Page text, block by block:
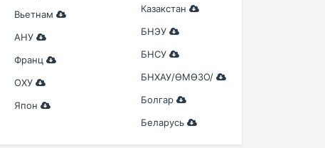
Вьетнам
АНУ
Франц
ОХУ
Япон
Казакстан
БНЭУ
БНСУ
БНХАУ/ӨМӨЗО/
Болгар
Беларусь